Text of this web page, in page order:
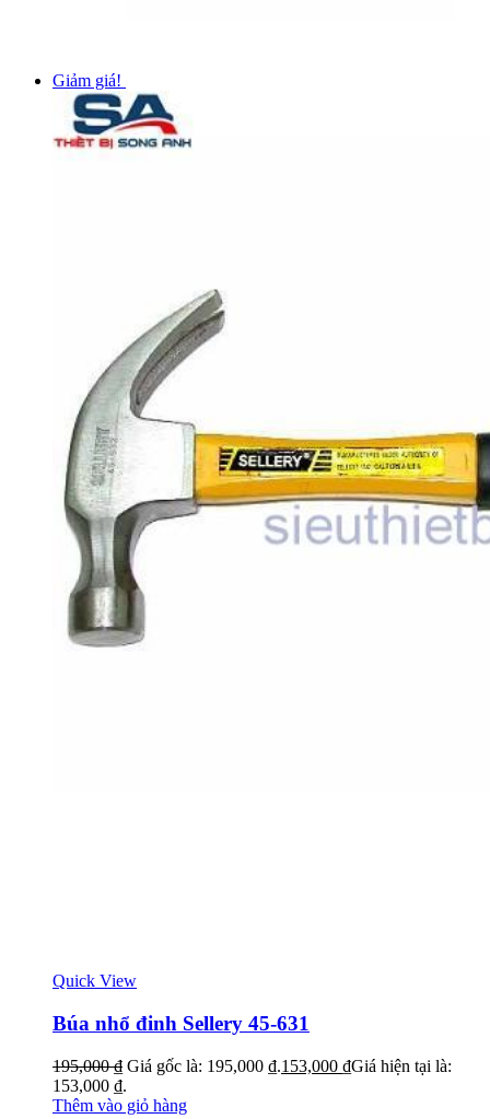
Giảm giá!
Quick View
Búa nhổ đinh Sellery 45-631
195,000₫ Giá gốc là: 195,000 ₫.153,000 ₫Giá hiện tại là:
153,000 ₫.
Thêm vào giỏ hàng